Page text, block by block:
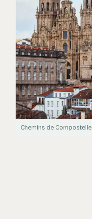
Chemins de Compostelle